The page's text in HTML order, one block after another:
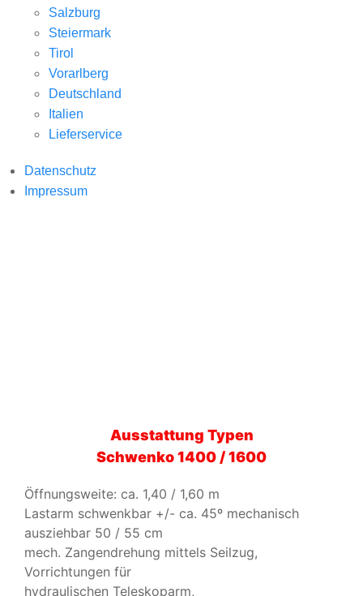
Salzburg
Steiermark
Tirol
Vorarlberg
Deutschland
Italien
Lieferservice
Datenschutz
Impressum
Ausstattung Typen
Schwenko 1400 / 1600
Öffnungsweite: ca. 1,40 / 1,60 m
Lastarm schwenkbar +/- ca. 45º mechanisch
ausziehbar 50 / 55 cm
mech. Zangendrehung mittels Seilzug,
Vorrichtungen für
hydraulischen Teleskoparm,